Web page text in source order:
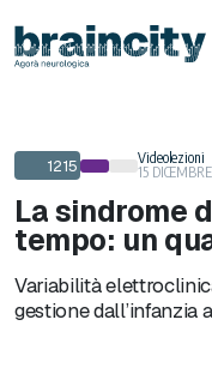
1215
Videolezioni
15
La sindrome
tempo: un
Variabilità
gestione dall’infanzia